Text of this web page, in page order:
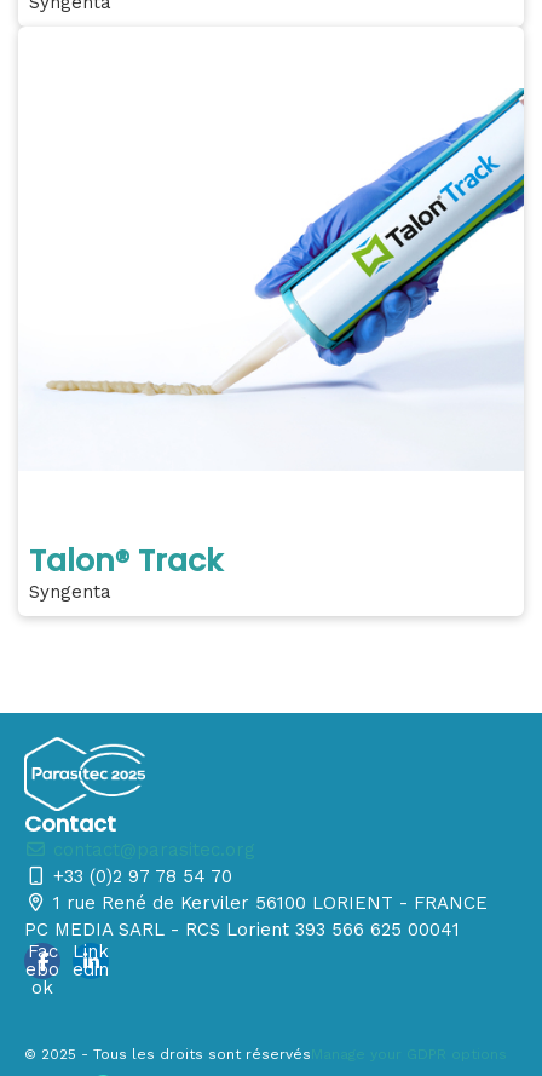
Talon® Track
Syngenta
Contact
+33 (0)2 97 78 54 70
1 rue René de Kerviler 56100 LORIENT - FRANCE
PC MEDIA SARL - RCS Lorient 393 566 625 00041
Fac
ebo
ok
Link
edin
© 2025 - Tous les droits sont réservés